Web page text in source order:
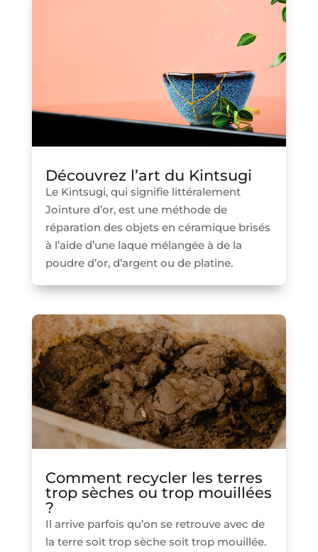
Découvrez l’art du Kintsugi
Le Kintsugi, qui signifie littéralement
Jointure d’or, est une méthode de
réparation des objets en céramique brisés
à l’aide d’une laque mélangée à de la
poudre d’or, d’argent ou de platine.
Comment recycler les terres
trop sèches ou trop mouillées
?
Il arrive parfois qu’on se retrouve avec de
la terre soit trop sèche soit trop mouillée.